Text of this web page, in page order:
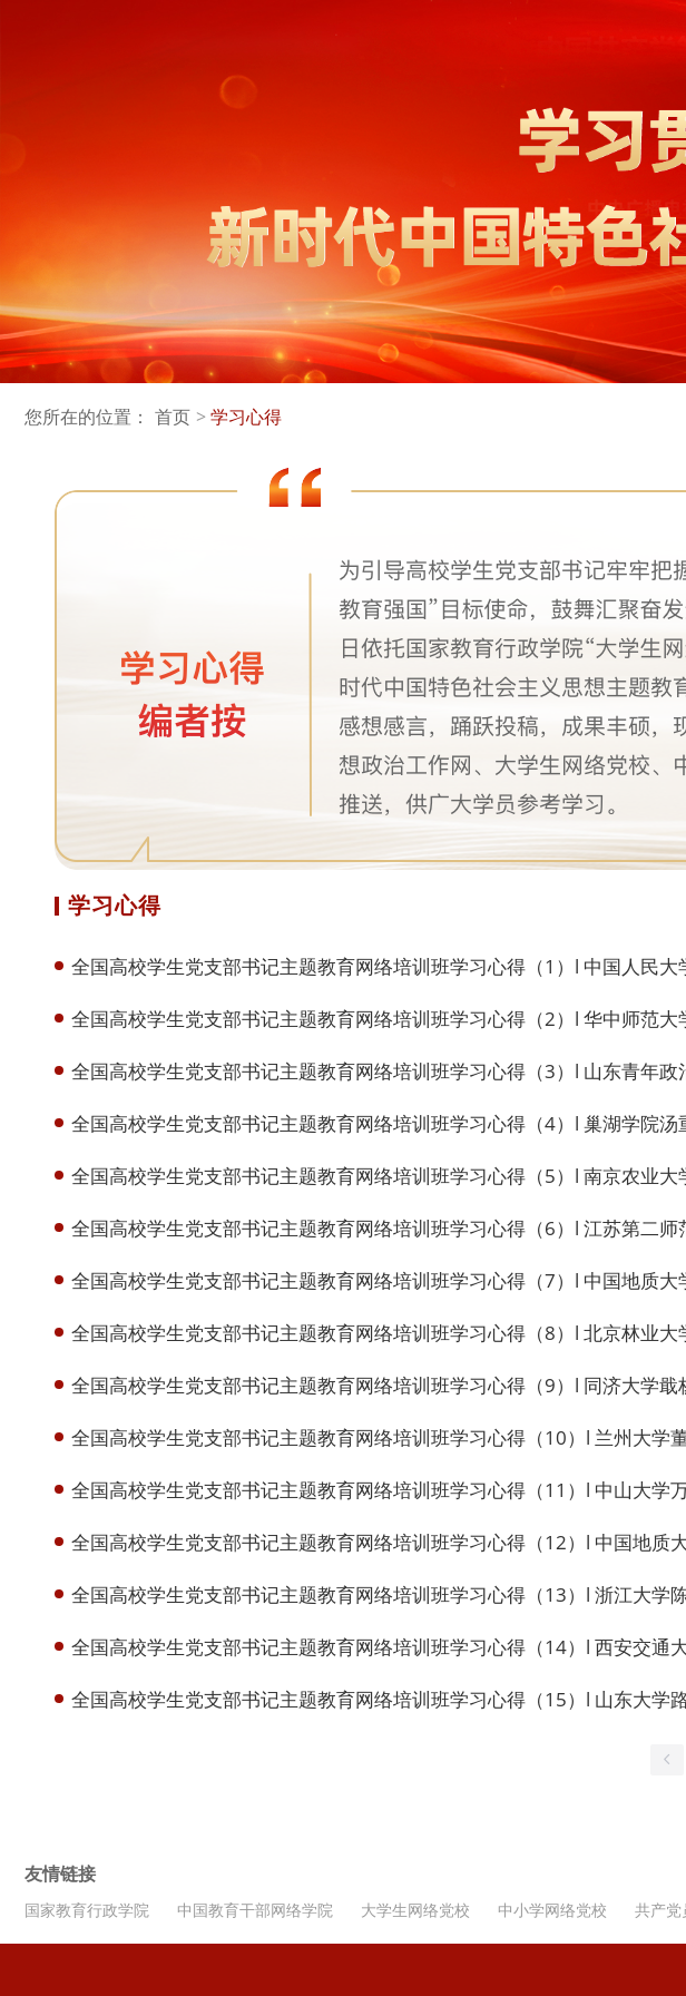
您所在的位置： 首页 学习心得
学习心得
全国高校学生党支部书记主题教育网络培训班学习心得（1）l 中国人民
全国高校学生党支部书记主题教育网络培训班学习心得（2）l 华中师范大
全国高校学生党支部书记主题教育网络培训班学习心得（3）l 山东青年
全国高校学生党支部书记主题教育网络培训班学习心得（4）l 巢湖学院汤
全国高校学生党支部书记主题教育网络培训班学习心得（5）l 南京农业大学周
全国高校学生党支部书记主题教育网络培训班学习心得（6）l 江苏第二师范学院葛静：以学赋能
全国高校学生党支部书记主题教育网络培训班学习心得（7）l 中国地质
全国高校学生党支部书记主题教育网络培训班学习心得（8）l 北京林业大学谢正丰
全国高校学生党支部书记主题教育网络培训班学习心得（9）l 同济大学
全国高校学生党支部书记主题教育网络培训班学习心得（10）l 兰州大学
全国高校学生党支部书记主题教育网络培训班学习心得（11）l 中山大
全国高校学生党支部书记主题教育网络培训班学习心得（12）l 中国地质大学（武汉）毕乐
全国高校学生党支部书记主题教育网络培训班学习心得（13）l 浙江大学陈
全国高校学生党支部书记主题教育网络培训班学习心得（14）l 西安交通
全国高校学生党支部书记主题教育网络培训班学习心得（15）l 山东大学
友情链接
国家教育行政学院 中国教育干部网络学院 大学生网络党校 中小学网络党校 共产党